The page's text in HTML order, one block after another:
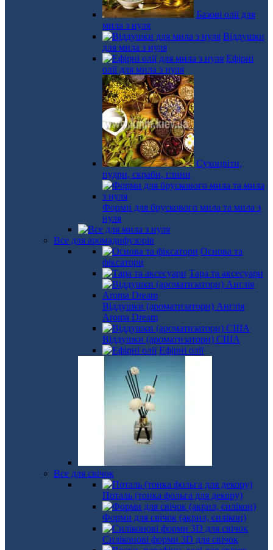
Базові олії для
мила з нуля
Віддушки
для мила з нуля
Ефірні
олії для мила з нуля
Сухоцвіти,
пудри, скраби, глини
Форми для брускового мила та мила з
нуля
Все для аромадифузорів
Основа та
фіксатори
Тара та аксесуари
Віддушки (ароматизатори) Англія
Aroma Dream
Віддушки (ароматизатори) США
Ефірні олії
Все для свічок
Поталь (тонка фольга для декору)
Форми для свічок (акрил, силікон)
Силіконові форми 3D для свічок